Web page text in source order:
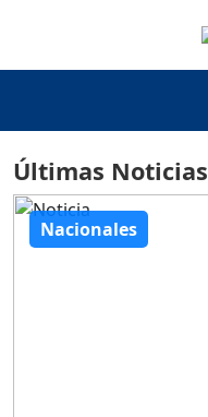
Últimas Noticias
Nacionales